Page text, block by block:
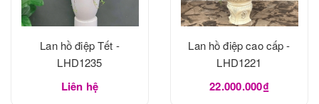
Lan hồ điệp Tết -
LHD1235
Liên hệ
Lan hồ điệp cao cấp -
LHD1221
22.000.000₫